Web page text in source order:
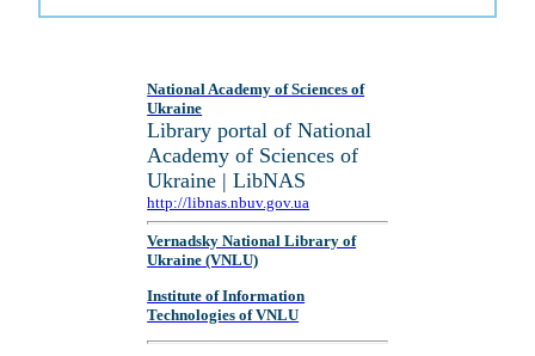
National Academy of Sciences of
Ukraine
Library portal of National
Academy of Sciences of
Ukraine | LibNAS
http://libnas.nbuv.gov.ua
Vernadsky National Library of
Ukraine (VNLU)
Institute of Information
Technologies of VNLU